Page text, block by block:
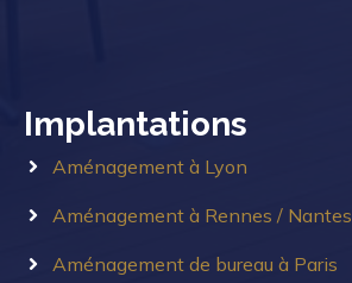
Implantations
Aménagement à Lyon
Aménagement à Rennes / Nantes
Aménagement de bureau à Paris